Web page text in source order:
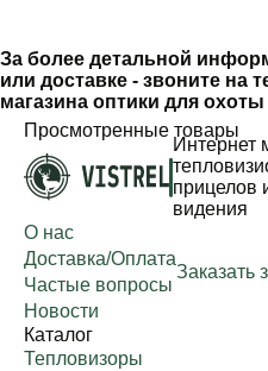
За более детальной
или доставке - звоните на
магазина оптики для
Просмотренные товары
Интернет
прицелов
видения
О нас
Доставка/Оплата
Частые вопросы
Новости
Заказать
Каталог
Тепловизоры